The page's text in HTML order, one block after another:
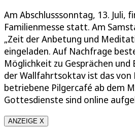
Am Abschlusssonntag, 13. Juli,
Familienmesse statt. Am
„Zeit der Anbetung und
eingeladen. Auf Nachfrage
Möglichkeit zu Gesprächen und
der Wallfahrtsoktav ist das von
betriebene Pilgercafé ab dem
Gottesdienste sind online
ANZEIGE X